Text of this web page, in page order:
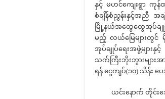
နှင့် မဟင်ကျေးရွာ ကု
စံချိန်စံညွှန်းနှင့်အညီ အခ
မြို့နယ်အထွေထွေအုပ်ချုပ်
မည့် လယ်မြေများတွင် မို
အုပ်ချုပ်ရေးအဖွဲ့များ
သက်ကြီးဘိုးဘွားများအာ
ရန် ငွေကျပ်(၁၀) သိန်း ပ
ယင်းနောက် တိုင်းဒေသ